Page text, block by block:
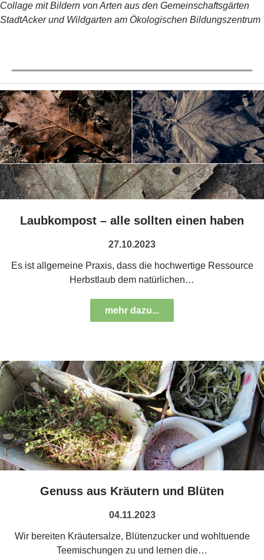
Collage mit Bildern von Arten aus den Gemeinschaftsgärten
StadtAcker und Wildgarten am Ökologischen Bildungszentrum
Laubkompost – alle sollten einen haben
27.10.2023
Es ist allgemeine Praxis, dass die hochwertige Ressource
Herbstlaub dem natürlichen…
mehr dazu...
Genuss aus Kräutern und Blüten
04.11.2023
Wir bereiten Kräutersalze, Blütenzucker und wohltuende
Teemischungen zu und lernen die…